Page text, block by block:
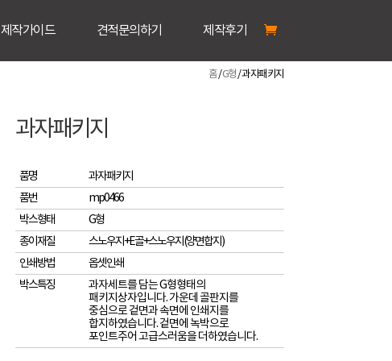
제작가이드 견적문의하기 제작후기
홈/G형/ 과자패키지
과자패키지
품명
과자패키지
품번
mp0466
박스형태
G형
종이재질
스노우지+E골+스노우지(양면합지)
인쇄방법
옵셋인쇄
박스특징
과자세트를 담는 G형형태의
패키지상자입니다. 가운데 골판지를
중심으로 겉면과 속면에 인쇄지를
합지하였습니다. 겉면에 녹박으로
포인트주어 고급스러움을 더하였습니다.